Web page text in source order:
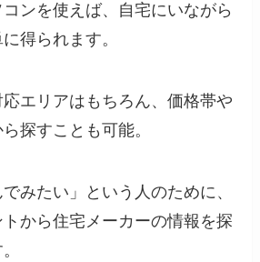
ンを使えば、自宅にいながら
得られます。
エリアはもちろん、価格帯や
探すことも可能。
でみたい」という人のために、
から住宅メーカーの情報を探